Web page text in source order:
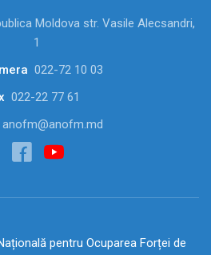
Moldova str. Vasile Alecsandri,
1
022-72 10 03
022-22 77 61
anofm@anofm.md
pentru Ocuparea Forței de